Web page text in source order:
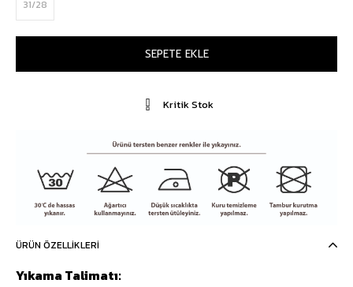
31/28
Kritik Stok
ÜRÜN ÖZELLIKLERI
Yıkama Talimatı: